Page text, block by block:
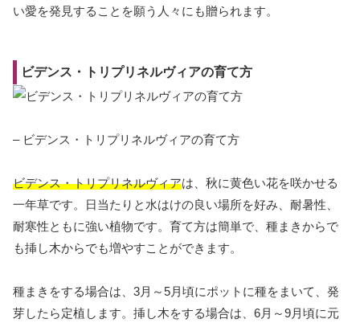
い愛を発見することを願う人々にも贈られます。
ビデンス・トリプリネルヴィアの育て方
– ビデンス・トリプリネルヴィアの育て方
ビデンス・トリプリネルヴィアは、秋に黄色い花を咲かせる
一年草です。日当たりと水はけの良い場所を好み、耐暑性、
耐寒性ともに強い植物です。育て方は簡単で、種まきからで
も挿し木からでも増やすことができます。
種まきをする場合は、3月～5月頃にポットに種をまいて、発
芽したら定植します。挿し木をする場合は、6月～9月頃に元